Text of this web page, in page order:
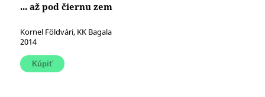
... až pod čiernu zem
Kornel Földvári, KK Bagala
2014